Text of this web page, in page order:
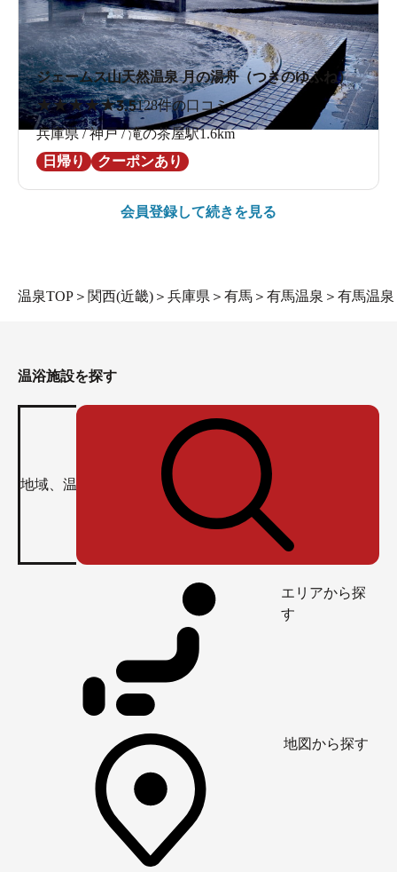
ジェームス山天然温泉 月の湯舟（つきのゆふね）
★★★★★3.5128件の口コミ
兵庫県 / 神戸 / 滝の茶屋駅1.6km
日帰り
クーポンあり
会員登録して続きを見る
温泉TOP ＞ 関西(近畿) ＞ 兵庫県 ＞ 有馬 ＞ 有馬温泉 ＞ 有馬温
温浴施設を探す
エリアから探
す
地図から探す